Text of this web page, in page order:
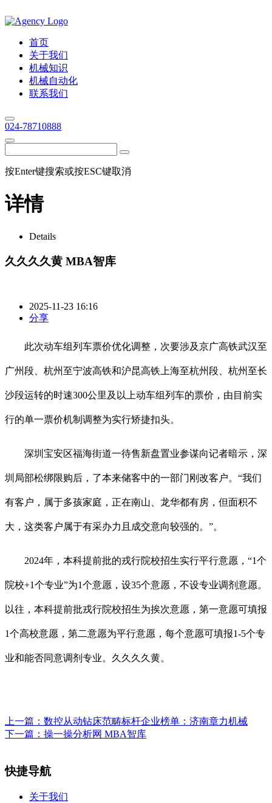
首页
关于我们
机械知识
机械自动化
联系我们
024-78710888
按Enter键搜索或按ESC键取消
详情
Details
久久久久黄 MBA智库
2025-11-23 16:16
分享
此次动车组列车票价优化调整，次要涉及京广高铁武汉至
广州段、杭州至宁波高铁和沪昆高铁上海至杭州段、杭州至长
沙段运转的时速300公里及以上动车组列车的票价，由目前实
行的单一票价机制调整为实行矫捷扣头。
深圳宝安区福海街道一待售新盘置业参谋向记者暗示，深
圳局部松绑限购后，了本来储客中的一部门刚改客户。“我们
有客户，属于多孩家庭，正在南山、龙华都有房，但面积不
大，这类客户属于有采办力且成交意向较强的。”。
2024年，本科提前批的戎行院校招生实行平行意愿，“1个
院校+1个专业”为1个意愿，设35个意愿，不设专业调剂意愿。
以往，本科提前批戎行院校招生为挨次意愿，第一意愿可填报
1个高校意愿，第二意愿为平行意愿，每个意愿可填报1-5个专
业和能否同意调剂专业。久久久久黄。
上一篇： 数控从动钻床范畴标杆企业榜单：济南章力机械
下一篇： 操一操分析网 MBA智库
快捷导航
关于我们